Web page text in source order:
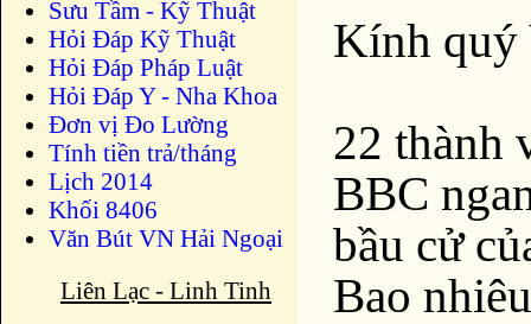
Sưu Tầm - Kỹ Thuật
Hỏi Đáp Kỹ Thuật
Hỏi Đáp Pháp Luật
Hỏi Đáp Y - Nha Khoa
Đơn vị Đo Lường
Tính tiền trả/tháng
Lịch 2014
Khối 8406
Văn Bút VN Hải Ngoại
Liên Lạc - Linh Tinh
Kính quý
22 thành
BBC
bầu cử
Bao